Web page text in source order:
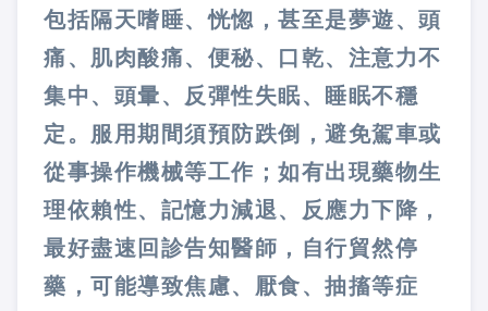
包括隔天嗜睡、恍惚，甚至是夢遊、頭
痛、肌肉酸痛、便秘、口乾、注意力不
集中、頭暈、反彈性失眠、睡眠不穩
定。服用期間須預防跌倒，避免駕車或
從事操作機械等工作；如有出現藥物生
理依賴性、記憶力減退、反應力下降，
最好盡速回診告知醫師，自行貿然停
藥，可能導致焦慮、厭食、抽搐等症